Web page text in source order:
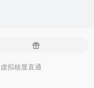
随
文
拟核显直通